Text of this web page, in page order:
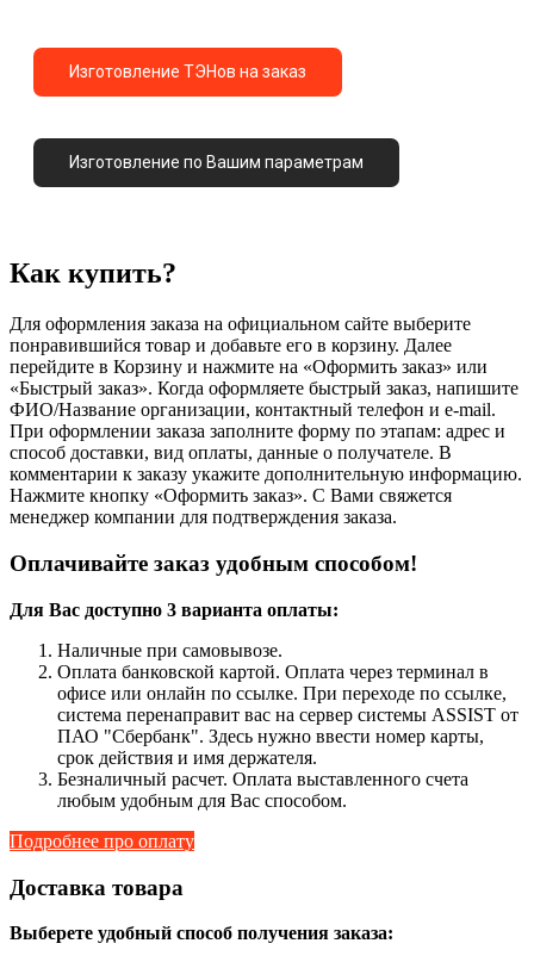
Изготовление ТЭНов на заказ
Изготовление по Вашим параметрам
Как купить?
Для оформления заказа на официальном сайте выберите
понравившийся товар и добавьте его в корзину. Далее
перейдите в Корзину и нажмите на «Оформить заказ» или
«Быстрый заказ». Когда оформляете быстрый заказ, напишите
ФИО/Название организации, контактный телефон и e-mail.
При оформлении заказа заполните форму по этапам: адрес и
способ доставки, вид оплаты, данные о получателе. В
комментарии к заказу укажите дополнительную информацию.
Нажмите кнопку «Оформить заказ». С Вами свяжется
менеджер компании для подтверждения заказа.
Оплачивайте заказ удобным способом!
Для Вас доступно 3 варианта оплаты:
Наличные при самовывозе.
Оплата банковской картой. Оплата через терминал в
офисе или онлайн по ссылке. При переходе по ссылке,
система перенаправит вас на сервер системы ASSIST от
ПАО "Сбербанк". Здесь нужно ввести номер карты,
срок действия и имя держателя.
Безналичный расчет. Оплата выставленного счета
любым удобным для Вас способом.
Подробнее про оплату
Доставка товара
Выберете удобный способ получения заказа: